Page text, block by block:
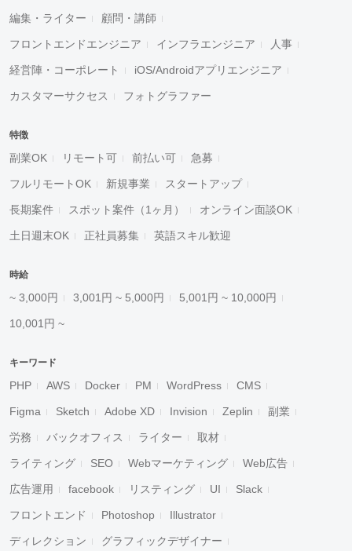
編集・ライター 顧問・講師
フロントエンドエンジニア インフラエンジニア 人事
経営陣・コーポレート iOS/Androidアプリエンジニア
カスタマーサクセス フォトグラファー
特徴
副業OK リモート可 前払い可 急募
フルリモートOK 新規事業 スタートアップ
長期案件 スポット案件（1ヶ月） オンライン面談OK
土日週末OK 正社員募集 英語スキル歓迎
時給
~ 3,000円 3,001円 ~ 5,000円 5,001円 ~ 10,000円
10,001円 ~
キーワード
PHP AWS Docker PM WordPress CMS
Figma Sketch Adobe XD Invision Zeplin 副業
労務 バックオフィス ライター 取材
ライティング SEO Webマーケティング Web広告
広告運用 facebook リスティング UI Slack
フロントエンド Photoshop Illustrator
ディレクション グラフィックデザイナー